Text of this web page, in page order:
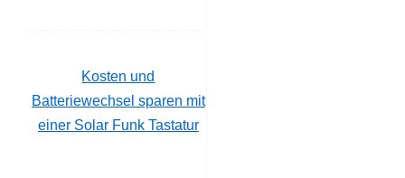
Kosten und
Batteriewechsel sparen mit
einer Solar Funk Tastatur